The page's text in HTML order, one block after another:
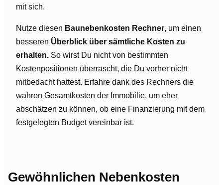
mit sich.
Nutze diesen Baunebenkosten Rechner, um einen
besseren Überblick über sämtliche Kosten zu
erhalten. So wirst Du nicht von bestimmten
Kostenpositionen überrascht, die Du vorher nicht
mitbedacht hattest. Erfahre dank des Rechners die
wahren Gesamtkosten der Immobilie, um eher
abschätzen zu können, ob eine Finanzierung mit dem
festgelegten Budget vereinbar ist.
Gewöhnlichen Nebenkosten